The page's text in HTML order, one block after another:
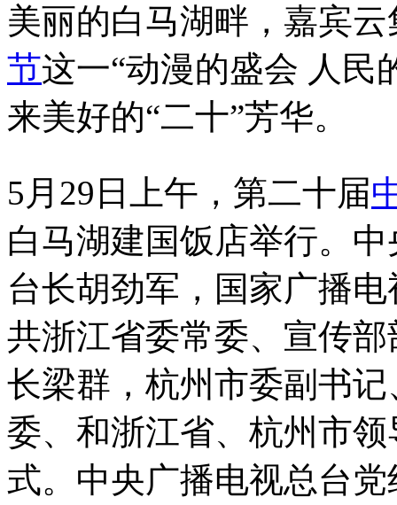
美丽的白马湖畔，嘉宾
节这一“动漫的盛会 人民
来美好的“二十”芳华。
5月29日上午，第二十届
白马湖建国饭店举行。
台长胡劲军，国家广播
共浙江省委常委、宣传
长梁群，杭州市委副书
委、和浙江省、杭州市
式。中央广播电视总台